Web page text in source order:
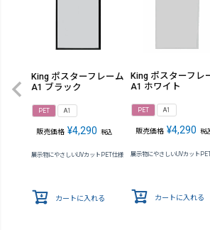
King ポスターフレーム
A1 ブラック
PET A1
販売価格 ¥4,290 税込
展示物にやさしいUVカットPET仕様
カートに入れる
King ポスターフレ
A1 ホワイト
PET A1
販売価格 ¥4,290 税
展示物にやさしいUVカット
カートに入れる